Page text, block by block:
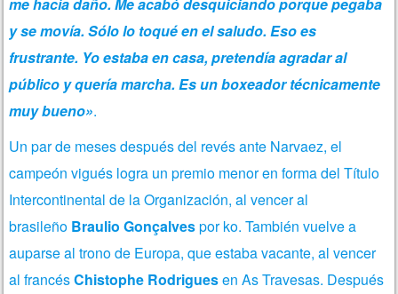
y se movía. Sólo lo toqué en el saludo. Eso es
frustrante. Yo estaba en casa, pretendía agradar al
público y quería marcha. Es un boxeador técnicamente
muy bueno».
Un par de meses después del revés ante Narvaez, el
campeón vigués logra un premio menor en forma del Título
Intercontinental de la Organización, al vencer al
brasileño Braulio Gonçalvespor ko. También vuelve a
auparse al trono de Europa, que estaba vacante, al vencer
al francésChistophe Rodriguesen As Travesas. Después